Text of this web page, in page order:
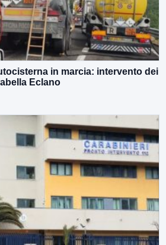
in marcia: intervento dei
Eclano